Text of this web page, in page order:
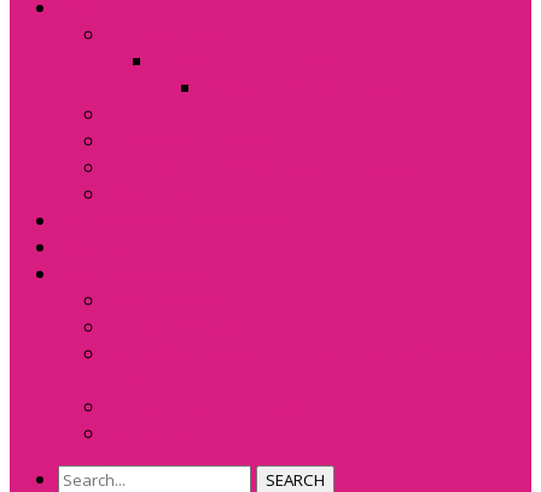
SEARCH